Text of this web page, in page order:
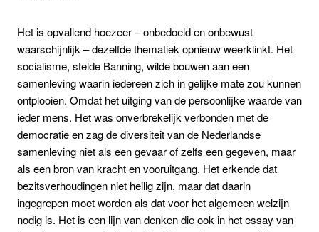
Het is opvallend hoezeer – onbedoeld en onbewust
waarschijnlijk – dezelfde thematiek opnieuw weerklinkt. Het
socialisme, stelde Banning, wilde bouwen aan een
samenleving waarin iedereen zich in gelijke mate zou kunnen
ontplooien. Omdat het uitging van de persoonlijke waarde van
ieder mens. Het was onverbrekelijk verbonden met de
democratie en zag de diversiteit van de Nederlandse
samenleving niet als een gevaar of zelfs een gegeven, maar
als een bron van kracht en vooruitgang. Het erkende dat
bezitsverhoudingen niet heilig zijn, maar dat daarin
ingegrepen moet worden als dat voor het algemeen welzijn
nodig is. Het is een lijn van denken die ook in het essay van